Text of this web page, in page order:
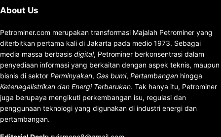
About Us
Petrominer.com merupakan transformasi Majalah Petrominer yang
diterbitkan pertama kali di Jakarta pada medio 1973. Sebagai
media massa berbasis digital, Petrominer berkonsentrasi dalam
penyediaan informasi yang berkaitan dengan aspek teknis, maupun
bisnis di sektor Perminyakan, Gas bumi, Pertambangan hingga
Ketenagalistrikan dan Energi Terbarukan. Tak hanya itu, Petrominer
juga berupaya mengikuti perkembangan isu, regulasi dan
penggunaan teknologi yang digunakan di industri energi dan
pertambangan.